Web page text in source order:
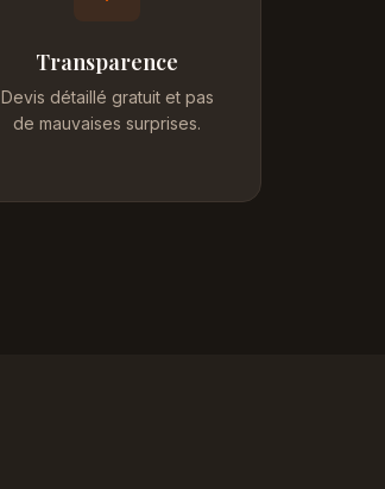
Transparence
Devis détaillé gratuit et pas
de mauvaises surprises.